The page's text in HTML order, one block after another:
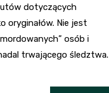
dotyczących
oryginałów. Nie jest
osób i
trwającego śledztwa.